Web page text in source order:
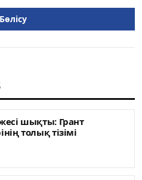
шықты: Грант
толық тізімі